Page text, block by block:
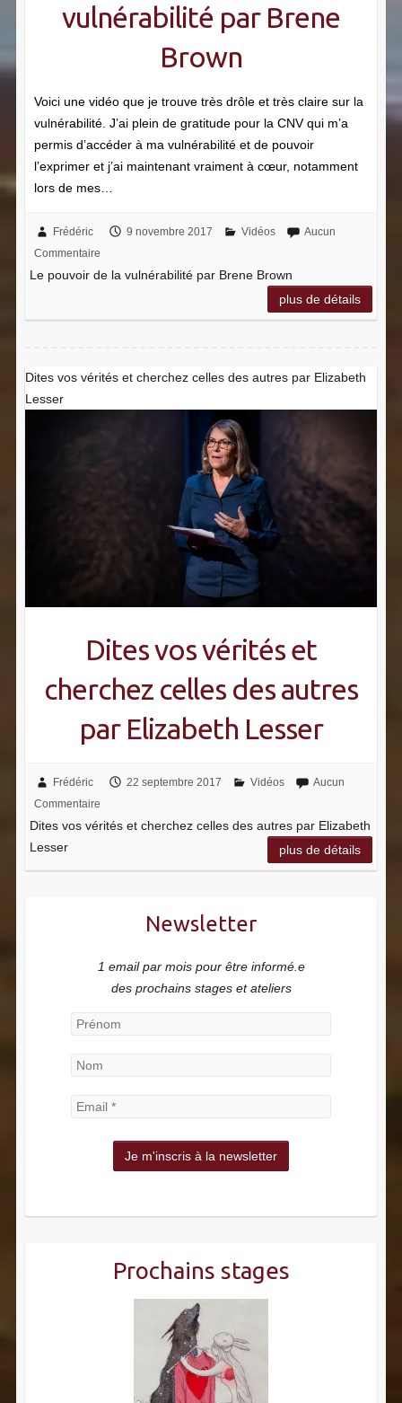
vulnérabilité par Brene
Brown
Voici une vidéo que je trouve très drôle et très claire sur la
vulnérabilité. J’ai plein de gratitude pour la CNV qui m’a
permis d’accéder à ma vulnérabilité et de pouvoir
l’exprimer et j’ai maintenant vraiment à cœur, notamment
lors de mes…
Frédéric 9 novembre 2017 Vidéos
Aucun
Commentaire
Le pouvoir de la vulnérabilité par Brene Brown
plus de détails
Dites vos vérités et cherchez celles des autres par Elizabeth
Lesser
Dites vos vérités et
cherchez celles des autres
par Elizabeth Lesser
Frédéric 22 septembre 2017 Vidéos
Aucun
Commentaire
Dites vos vérités et cherchez celles des autres par Elizabeth
Lesser
plus de détails
Newsletter
1 email par mois pour être informé.e
des prochains stages et ateliers
Prochains stages